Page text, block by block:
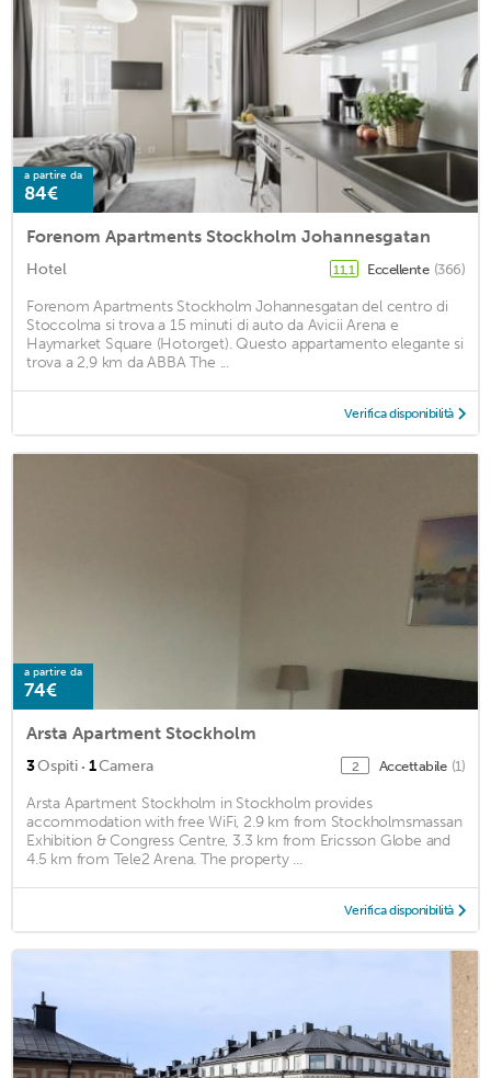
a partire da
84€
Forenom Apartments Stockholm Johannesgatan
Hotel 11,1 Eccellente (366)
Forenom Apartments Stockholm Johannesgatan del centro di
Stoccolma si trova a 15 minuti di auto da Avicii Arena e
Haymarket Square (Hotorget). Questo appartamento elegante si
trova a 2,9 km da ABBA The ...
Verifica disponibilità
a partire da
74€
Arsta Apartment Stockholm
3Ospiti · 1Camera 2 Accettabile (1)
Arsta Apartment Stockholm in Stockholm provides
accommodation with free WiFi, 2.9 km from Stockholmsmassan
Exhibition & Congress Centre, 3.3 km from Ericsson Globe and
4.5 km from Tele2 Arena. The property ...
Verifica disponibilità